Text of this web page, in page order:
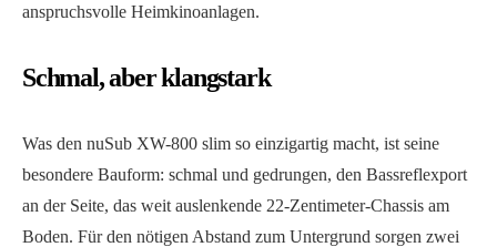
anspruchsvolle Heimkinoanlagen.
Schmal, aber klangstark
Was den nuSub XW-800 slim so einzigartig macht, ist seine
besondere Bauform: schmal und gedrungen, den Bassreflexport
an der Seite, das weit auslenkende 22-Zentimeter-Chassis am
Boden. Für den nötigen Abstand zum Untergrund sorgen zwei